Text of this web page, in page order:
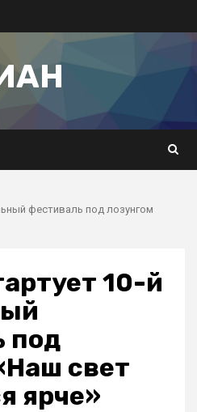
фестиваль под лозунгом
10-й
под
свет
ярче»